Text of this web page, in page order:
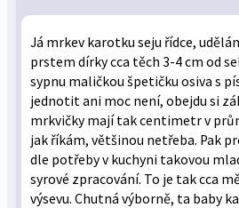
Já mrkev karotku seju řídce,
prstem dírky cca těch 3-4 cm od
sypnu maličkou špetičku osiva s
jednotit ani moc není, obejdu si
mrkvičky mají tak centimetr v
jak říkám, většinou netřeba. Pak
dle potřeby v kuchyni takovou
syrové zpracování. To je tak cca
výsevu. Chutná výborně, ta baby